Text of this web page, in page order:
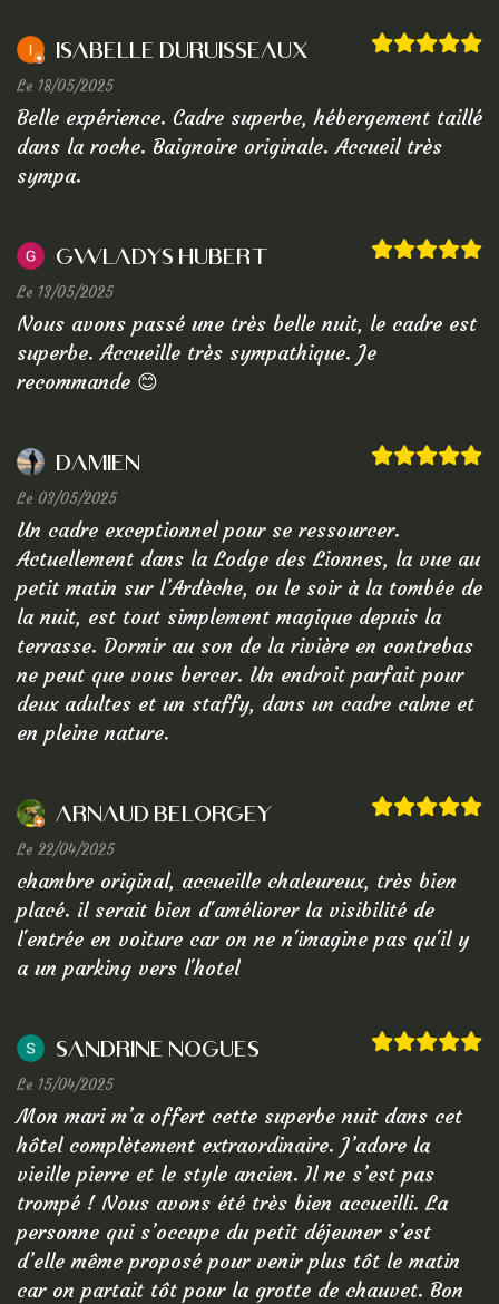
Isabelle Duruisseaux
Le 18/05/2025
Belle expérience. Cadre superbe, hébergement taillé
dans la roche. Baignoire originale. Accueil très
sympa.
Gwladys Hubert
Le 13/05/2025
Nous avons passé une très belle nuit, le cadre est
superbe. Accueille très sympathique. Je
recommande 😊
damien
Le 03/05/2025
Un cadre exceptionnel pour se ressourcer.
Actuellement dans la Lodge des Lionnes, la vue au
petit matin sur l’Ardèche, ou le soir à la tombée de
la nuit, est tout simplement magique depuis la
terrasse. Dormir au son de la rivière en contrebas
ne peut que vous bercer. Un endroit parfait pour
deux adultes et un staffy, dans un cadre calme et
en pleine nature.
Arnaud Belorgey
Le 22/04/2025
chambre original, accueille chaleureux, très bien
placé. il serait bien d'améliorer la visibilité de
l'entrée en voiture car on ne n'imagine pas qu'il y
a un parking vers l'hotel
Sandrine Nogues
Le 15/04/2025
Mon mari m’a offert cette superbe nuit dans cet
hôtel complètement extraordinaire. J’adore la
vieille pierre et le style ancien. Il ne s’est pas
trompé ! Nous avons été très bien accueilli. La
personne qui s’occupe du petit déjeuner s’est
d’elle même proposé pour venir plus tôt le matin
car on partait tôt pour la grotte de chauvet. Bon